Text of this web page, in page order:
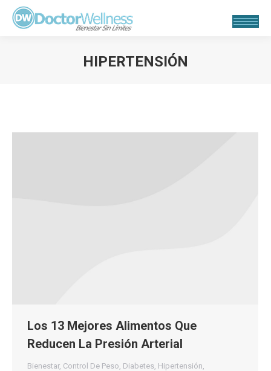
HIPERTENSIÓN
Los 13 Mejores Alimentos Que
Reducen La Presión Arterial
Bienestar, Control De Peso Diabetes Hipertensión